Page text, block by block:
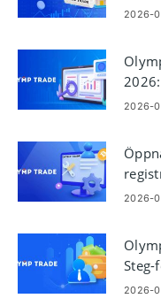
2026-
2026-
2026-
2026-